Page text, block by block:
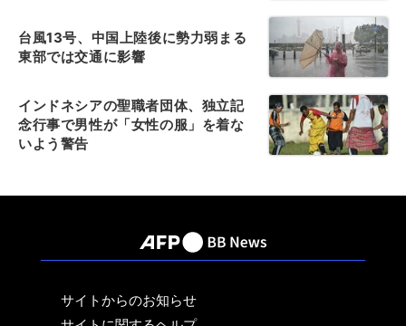
台風13号、中国上陸後に勢力弱まる
東部では交通に影響
インドネシアの聖職者団体、独立記
念行事で男性が「女性の服」を着な
いよう警告
サイトからのお知らせ